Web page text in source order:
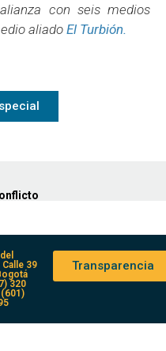
con seis medios
aliadoEl Turbión.
39
320
Transparencia